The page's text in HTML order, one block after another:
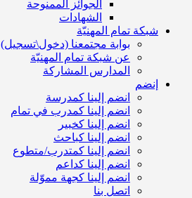
الجوائز الممنوحة
الشهادات
شبكة تمام المهنيّة
بوابة مجتمعنا (دخول\تسجيل)
عن شبكة تمام المهنيّة
المدارس المشاركة
إنضم
انضم إلينا كمدرسة
انضم إلينا كمدرب في تمام
انضم إلينا كخبير
انضم إلينا كباحث
انضم إلينا كمتدرب/متطوع
انضم إلينا كداعم
انضم إلينا كجهة مموّلة
اتصل بنا